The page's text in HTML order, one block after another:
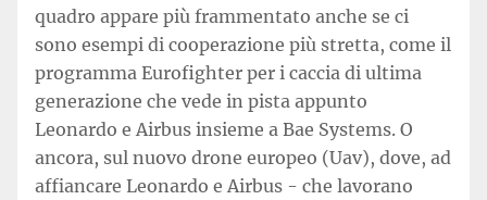
quadro appare più frammentato anche se ci
sono esempi di cooperazione più stretta, come il
programma Eurofighter per i caccia di ultima
generazione che vede in pista appunto
Leonardo e Airbus insieme a Bae Systems. O
ancora, sul nuovo drone europeo (Uav), dove, ad
affiancare Leonardo e Airbus - che lavorano